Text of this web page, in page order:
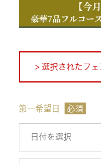
選択されたフ
第一希望日 必須